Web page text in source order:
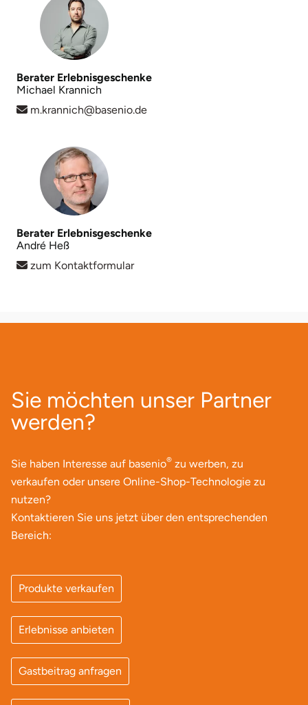
Berater Erlebnisgeschenke
Michael Krannich
m.krannich@basenio.de
Berater Erlebnisgeschenke
André Heß
zum Kontaktformular
Sie möchten unser Partner
werden?
Sie haben Interesse auf basenio® zu werben, zu
verkaufen oder unsere Online-Shop-Technologie zu
nutzen?
Kontaktieren Sie uns jetzt über den entsprechenden
Bereich:
Produkte verkaufen
Erlebnisse anbieten
Gastbeitrag anfragen